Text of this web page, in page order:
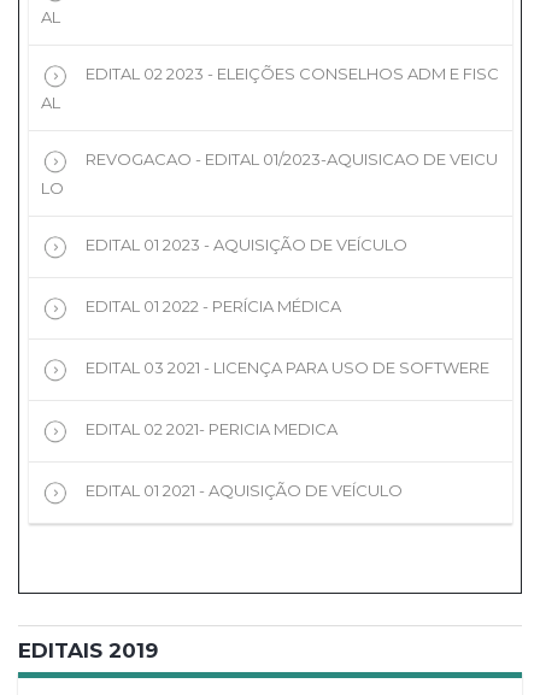
AL
EDITAL 02 2023 - ELEIÇÕES CONSELHOS ADM E FISC
AL
REVOGACAO - EDITAL 01/2023-AQUISICAO DE VEICU
LO
EDITAL 01 2023 - AQUISIÇÃO DE VEÍCULO
EDITAL 01 2022 - PERÍCIA MÉDICA
EDITAL 03 2021 - LICENÇA PARA USO DE SOFTWERE
EDITAL 02 2021- PERICIA MEDICA
EDITAL 01 2021 - AQUISIÇÃO DE VEÍCULO
EDITAIS 2019